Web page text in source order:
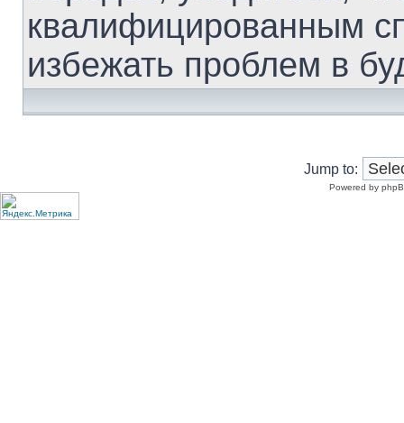
квалифицированным
избежать проблем в
Jump to:
Powered by